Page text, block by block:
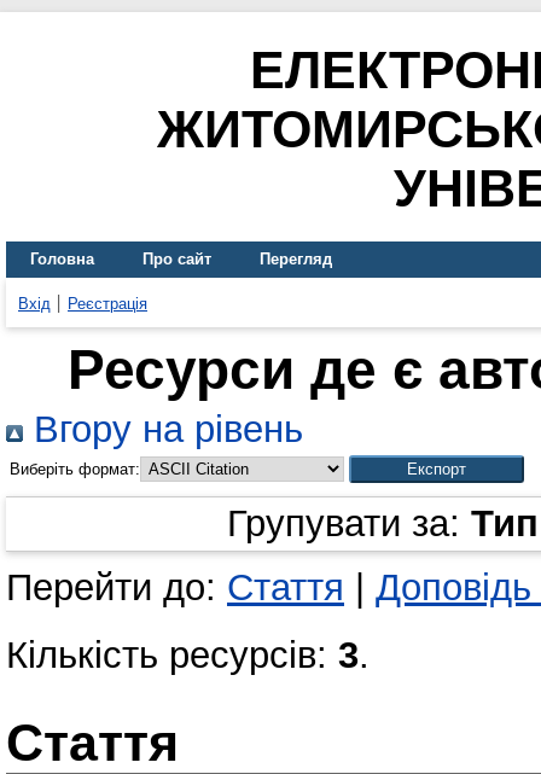
Головна Про сайт Перегляд
Вхід Реєстрація
Ресурси де є
Вгору на рівень
Виберіть формат:
Групувати за:
Перейти до: Стаття
Кількість ресурсів: 3.
Стаття